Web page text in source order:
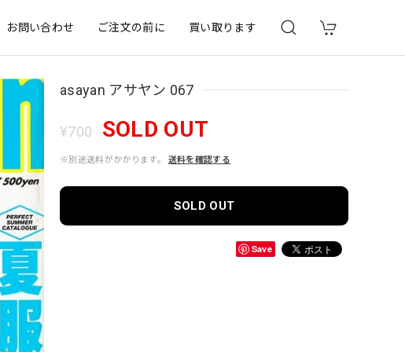
お問い合わせ ご注文の前に 買い取ります
asayan アサヤン 067
¥700 SOLD OUT
※別途送料がかかります。 送料を確認する
SOLD OUT
Save